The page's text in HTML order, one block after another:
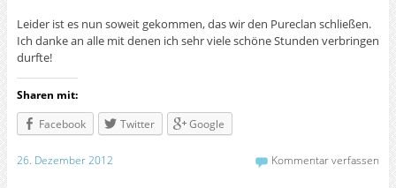
Leider ist es nun soweit gekommen, das wir den Pureclan schließen.
Ich danke an alle mit denen ich sehr viele schöne Stunden verbringen
durfte!
Sharen mit:
Facebook
Twitter Google
26. Dezember 2012 Kommentar verfassen